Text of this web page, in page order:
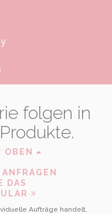
folgen in
OBEN
DAS
Aufträge handelt,